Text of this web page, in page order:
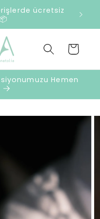
ücretsiz
📦
Sepet
Hemen